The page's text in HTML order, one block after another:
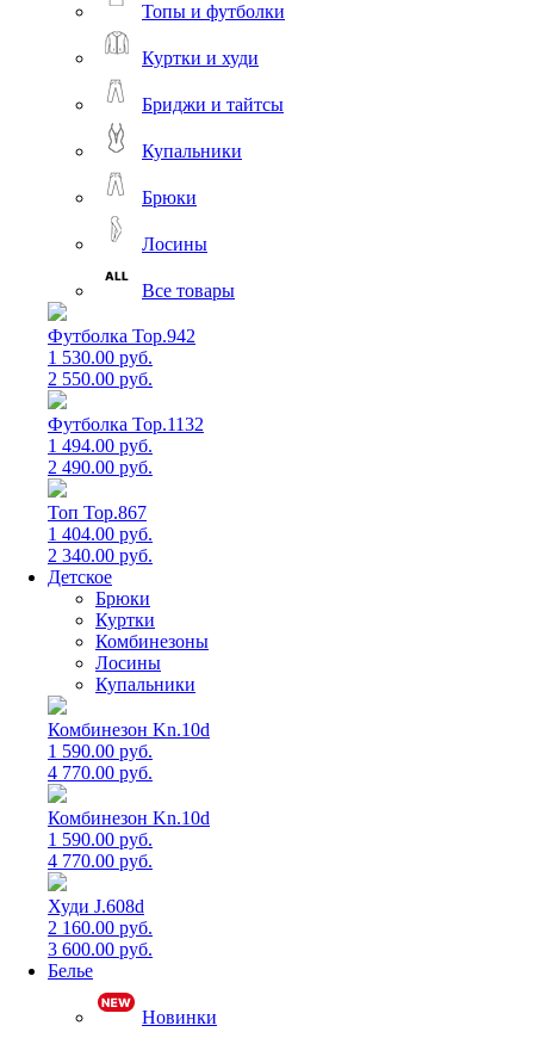
Топы и футболки
Куртки и худи
Бриджи и тайтсы
Купальники
Брюки
Лосины
Все товары
Футболка Top.942
1 530.00 руб.
2 550.00 руб.
Футболка Top.1132
1 494.00 руб.
2 490.00 руб.
Топ Top.867
1 404.00 руб.
2 340.00 руб.
Детское
Брюки
Куртки
Комбинезоны
Лосины
Купальники
Комбинезон Kn.10d
1 590.00 руб.
4 770.00 руб.
Комбинезон Kn.10d
1 590.00 руб.
4 770.00 руб.
Худи J.608d
2 160.00 руб.
3 600.00 руб.
Белье
Новинки